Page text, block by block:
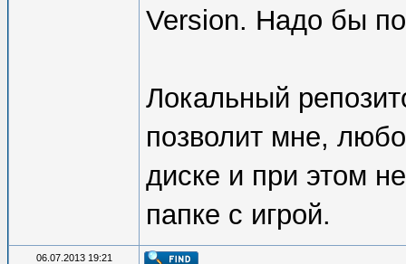
Version. Надо бы
Локальный
позволит мне,
диске и при этом
папке с игрой.
06.07.2013 19:21